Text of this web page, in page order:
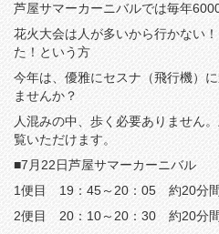
芦屋サマーカーニバルでは毎年
花火大会は人が多いから行かない
た！という方
今年は、優雅にセスナ（飛行機）
ませんか？
人混みの中、歩く必要ありません
覧いただけます。
■7月22日芦屋サマーカーニバル
1便目 19：45～20：05 約20分間
2便目 20：10～20：30 約20分間